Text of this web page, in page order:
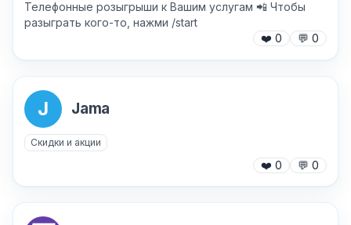
Телефонные розыгрыши к Вашим услугам 📲 Чтобы
разыграть кого-то, нажми /start
❤️ 0 💬 0
J Jama
Скидки и акции
❤️ 0 💬 0